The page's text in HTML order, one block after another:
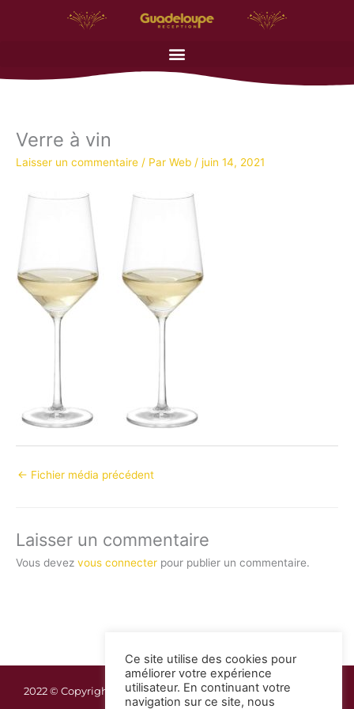
Verre à vin
Laisser un commentaire / Par Web / juin 14, 2021
← Fichier média précédent
Laisser un commentaire
Vous devez vous connecter pour publier un commentaire.
2022 © Copyright Guadeloupe Réception | Mentions légales
Ce site utilise des cookies pour
améliorer votre expérience
utilisateur. En continuant votre
navigation sur ce site, nous